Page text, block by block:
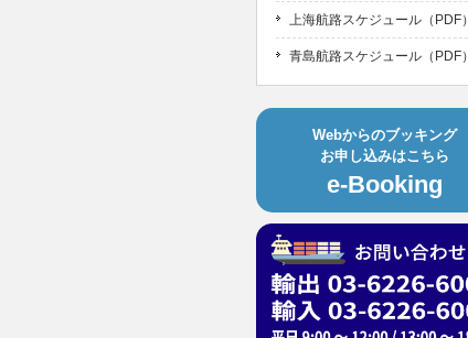
上海航路スケジュール（PDF）
青島航路スケジュール（PDF）
Webからのブッキング
お申し込みはこちら
e-Booking